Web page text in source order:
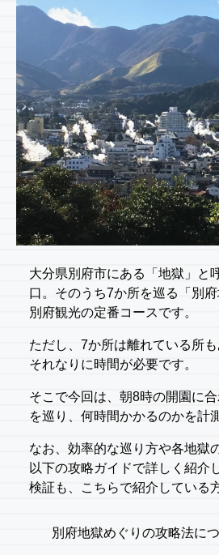
大分県別府市にある「地獄」と
口。そのうち7か所を巡る「別府
別府観光の定番コースです。
ただし、7か所は離れている所
それなりに時間が必要です。
そこで今回は、朝8時の開園に
を巡り、何時間かかるのかを計
なお、効率的な巡り方や各地獄
以下の攻略ガイドで詳しく紹介
検証も、こちらで紹介している
別府地獄めぐりの攻略法に